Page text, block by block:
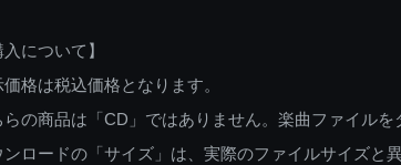
入について】
価格は税込価格となります。
らの商品は「CD」ではありません。楽曲ファイル
ンロードの「サイズ」は、実際のファイルサイズと